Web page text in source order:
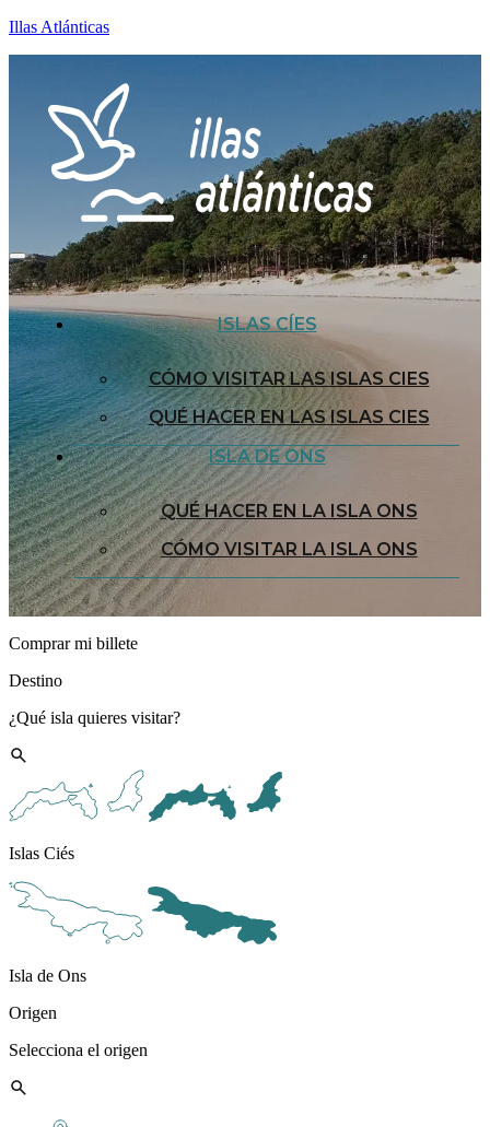
Illas Atlánticas
ISLAS CÍES
CÓMO VISITAR LAS ISLAS CIES
QUÉ HACER EN LAS ISLAS CIES
ISLA DE ONS
QUÉ HACER EN LA ISLA ONS
CÓMO VISITAR LA ISLA ONS
Comprar mi billete
Destino
¿Qué isla quieres visitar?
Islas Ciés
Isla de Ons
Origen
Selecciona el origen